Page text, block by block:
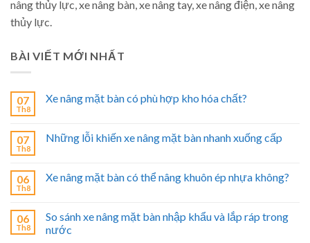
nâng thủy lực, xe nâng bàn, xe nâng tay, xe nâng điện, xe nâng
thủy lực.
BÀI VIẾT MỚI NHẤT
07
Th8
Xe nâng mặt bàn có phù hợp kho hóa chất?
07
Th8
Những lỗi khiến xe nâng mặt bàn nhanh xuống cấp
06
Th8
Xe nâng mặt bàn có thể nâng khuôn ép nhựa không?
06
Th8
So sánh xe nâng mặt bàn nhập khẩu và lắp ráp trong
nước